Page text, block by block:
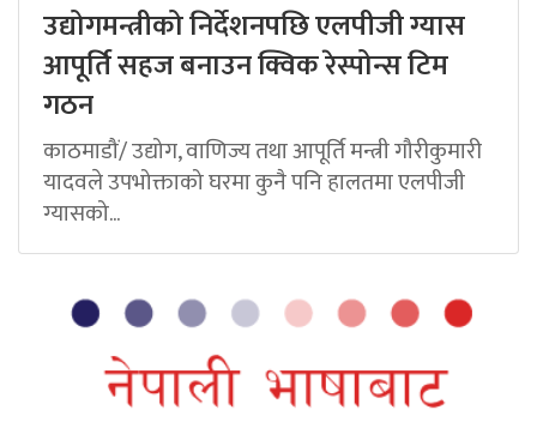
उद्योगमन्त्रीको निर्देशनपछि एलपीजी ग्यास
आपूर्ति सहज बनाउन क्विक रेस्पोन्स टिम
गठन
काठमाडौं/ उद्योग, वाणिज्य तथा आपूर्ति मन्त्री गौरीकुमारी
यादवले उपभोक्ताको घरमा कुनै पनि हालतमा एलपीजी
ग्यासको...